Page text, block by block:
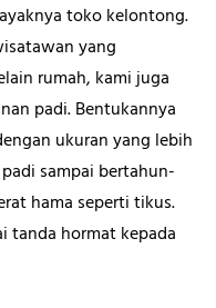
toko kelontong.
yang
rumah, kami juga
padi. Bentukannya
ukuran yang lebih
sampai bertahun-
hama seperti tikus.
tanda hormat kepada